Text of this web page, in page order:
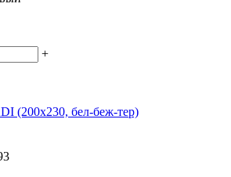
+
(200х230, бел-беж-тер)